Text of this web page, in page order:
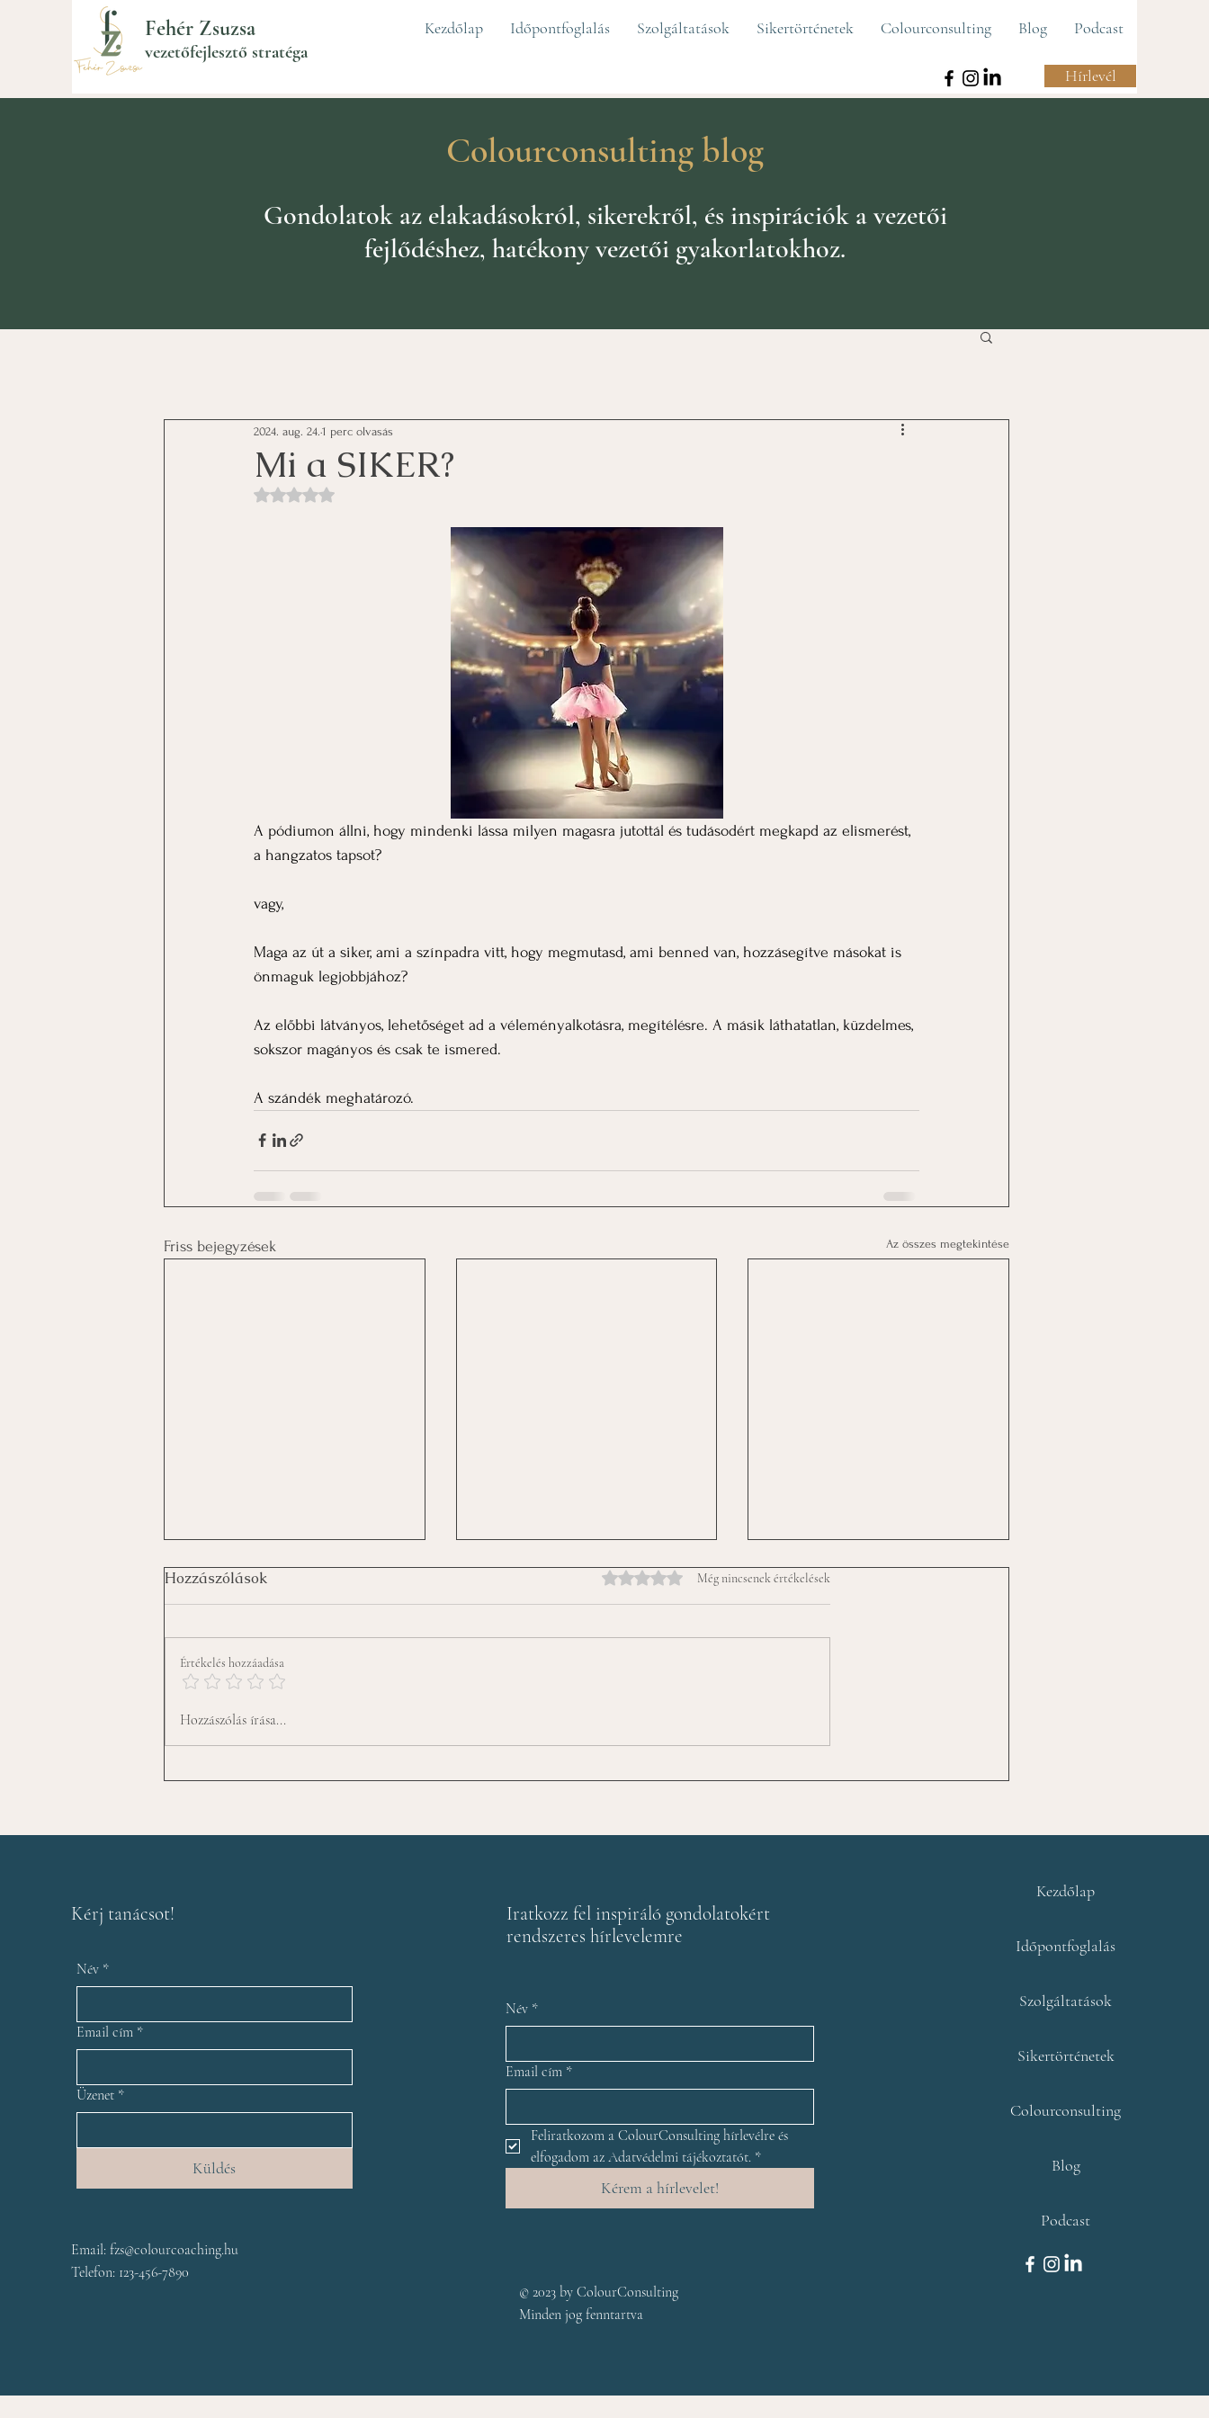
Fehér Zsuzsa
vezetőfejlesztő stratéga
Kezdőlap Időpontfoglalás Szolgáltatások Sikertörténetek Colourconsulting Blog Podcast
Hírlevél
Colourconsulting blog
Gondolatok az elakadásokról, sikerekről, és inspirációk a vezetői
fejlődéshez, hatékony vezetői gyakorlatokhoz.
Mi a SIKER?
2024. aug. 24. 1 perc olvasás
NaN csillagot kapott az 5-ből.
A pódiumon állni, hogy mindenki lássa milyen magasra jutottál és tudásodért megkapd az elismerést,
a hangzatos tapsot?
vagy,
Maga az út a siker, ami a színpadra vitt, hogy megmutasd, ami benned van, hozzásegítve másokat is
önmaguk legjobbjához?
Az előbbi látványos, lehetőséget ad a véleményalkotásra, megítélésre. A másik láthatatlan, küzdelmes,
sokszor magányos és csak te ismered.
A szándék meghatározó.
Friss bejegyzések Az összes megtekintése
Az utolsó gomb
érvelünk
Hozzászólások 0 csillagot kapott az 5-ből.
Még nincsenek értékelések
Értékelés hozzáadása
Hozzászólás írása...
Kérj tanácsot!
Név *
Email cím *
Üzenet *
Küldés
Email: fzs@colourcoaching.hu
Telefon: 123-456-7890
Iratkozz fel inspiráló gondolatokért
rendszeres hírlevelemre
Név *
Email cím *
Feliratkozom a ColourConsulting hírlevélre és
elfogadom az Adatvédelmi tájékoztatót. *
Kérem a hírlevelet!
© 2023 by ColourConsulting
Minden jog fenntartva
Kezdőlap
Időpontfoglalás
Szolgáltatások
Sikertörténetek
Colourconsulting
Blog
Podcast